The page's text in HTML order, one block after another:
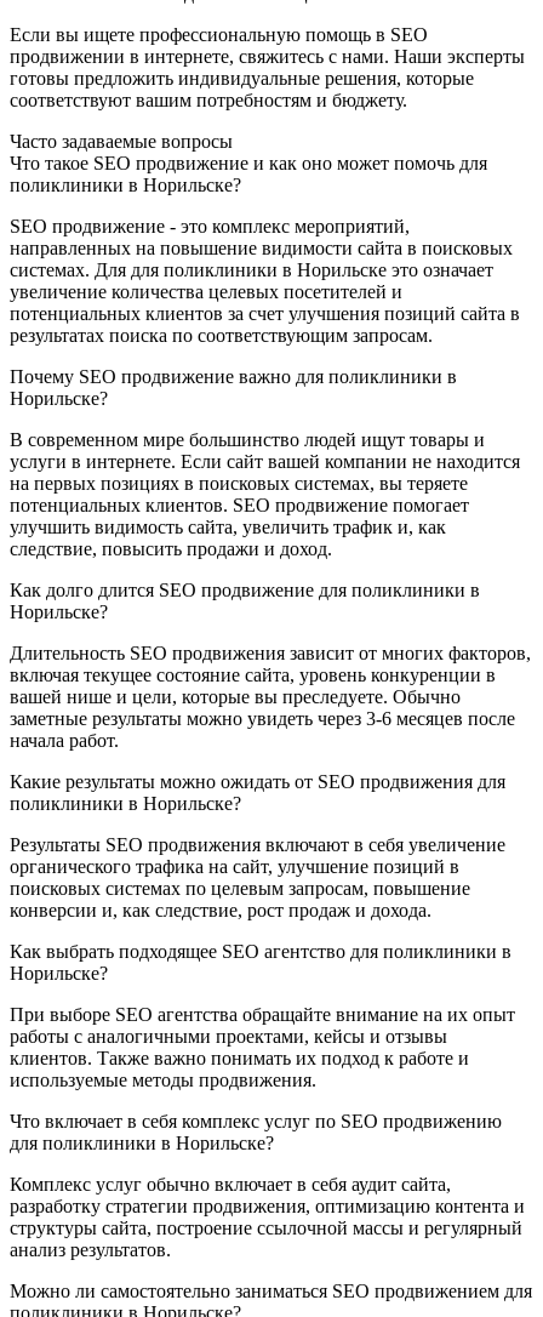
Если вы ищете профессиональную помощь в SEO
продвижении в интернете, свяжитесь с нами. Наши эксперты
готовы предложить индивидуальные решения, которые
соответствуют вашим потребностям и бюджету.
Часто задаваемые вопросы
Что такое SEO продвижение и как оно может помочь для
поликлиники в Норильске?
SEO продвижение - это комплекс мероприятий,
направленных на повышение видимости сайта в поисковых
системах. Для для поликлиники в Норильске это означает
увеличение количества целевых посетителей и
потенциальных клиентов за счет улучшения позиций сайта в
результатах поиска по соответствующим запросам.
Почему SEO продвижение важно для поликлиники в
Норильске?
В современном мире большинство людей ищут товары и
услуги в интернете. Если сайт вашей компании не находится
на первых позициях в поисковых системах, вы теряете
потенциальных клиентов. SEO продвижение помогает
улучшить видимость сайта, увеличить трафик и, как
следствие, повысить продажи и доход.
Как долго длится SEO продвижение для поликлиники в
Норильске?
Длительность SEO продвижения зависит от многих факторов,
включая текущее состояние сайта, уровень конкуренции в
вашей нише и цели, которые вы преследуете. Обычно
заметные результаты можно увидеть через 3-6 месяцев после
начала работ.
Какие результаты можно ожидать от SEO продвижения для
поликлиники в Норильске?
Результаты SEO продвижения включают в себя увеличение
органического трафика на сайт, улучшение позиций в
поисковых системах по целевым запросам, повышение
конверсии и, как следствие, рост продаж и дохода.
Как выбрать подходящее SEO агентство для поликлиники в
Норильске?
При выборе SEO агентства обращайте внимание на их опыт
работы с аналогичными проектами, кейсы и отзывы
клиентов. Также важно понимать их подход к работе и
используемые методы продвижения.
Что включает в себя комплекс услуг по SEO продвижению
для поликлиники в Норильске?
Комплекс услуг обычно включает в себя аудит сайта,
разработку стратегии продвижения, оптимизацию контента и
структуры сайта, построение ссылочной массы и регулярный
анализ результатов.
Можно ли самостоятельно заниматься SEO продвижением для